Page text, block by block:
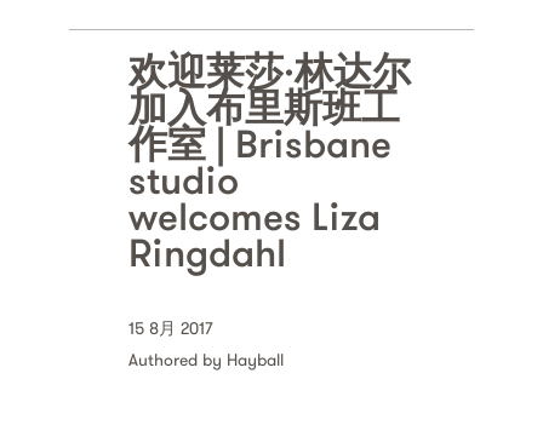
欢迎莱莎·林达尔
加入布里斯班工
作室 | Brisbane
studio
welcomes Liza
Ringdahl
15 8月 2017
Authored by Hayball